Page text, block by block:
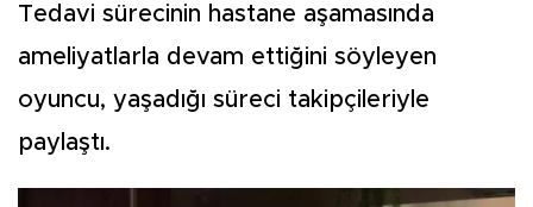
Tedavi sürecinin hastane aşamasında
ameliyatlarla devam ettiğini söyleyen
oyuncu, yaşadığı süreci takipçileriyle
paylaştı.